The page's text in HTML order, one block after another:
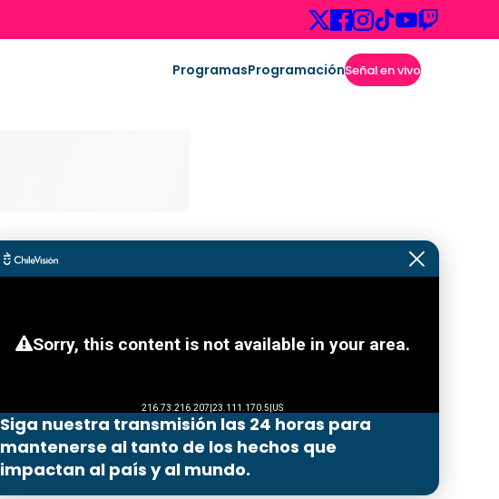
ProgramasProgramaciónSeñal en vivo
Siga nuestra transmisión las 24 horas para
mantenerse al tanto de los hechos que
impactan al país y al mundo.